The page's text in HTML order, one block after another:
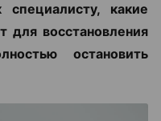
какие
для восстановления
остановить